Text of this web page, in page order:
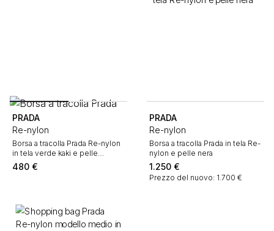
PRADA
Re-nylon
Borsa a tracolla Prada Re-nylon
in tela verde kaki e pelle
marrone
480 €
PRADA
Re-nylon
Borsa a tracolla Prada in tela Re-
nylon e pelle nera
1.250 €
Prezzo del nuovo: 1.700 €